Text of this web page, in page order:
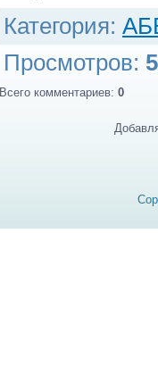
Категория:
Просмотров:
Всего комментариев: 0